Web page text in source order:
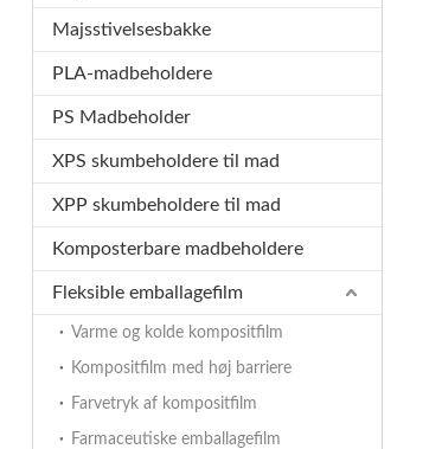
Majsstivelsesbakke
PLA-madbeholdere
PS Madbeholder
XPS skumbeholdere til mad
XPP skumbeholdere til mad
Komposterbare madbeholdere
Fleksible emballagefilm
Varme og kolde kompositfilm
Kompositfilm med høj barriere
Farvetryk af kompositfilm
Farmaceutiske emballagefilm